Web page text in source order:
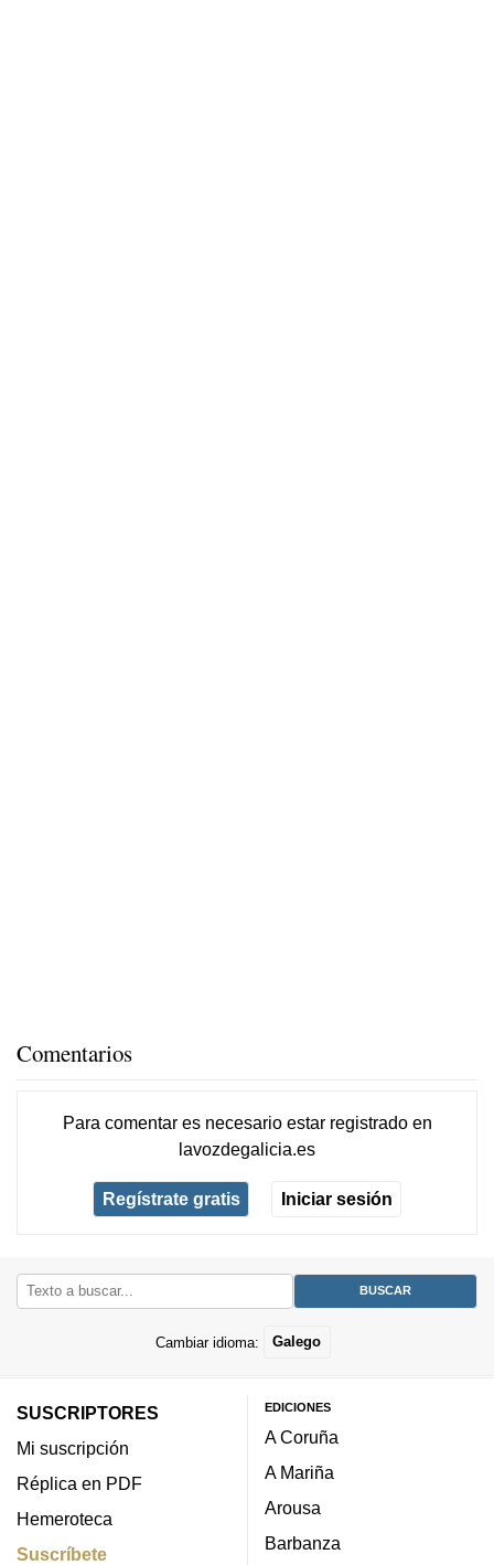
Comentarios
Para comentar es necesario estar registradoen
lavozdegalicia.es
Regístrate gratis Iniciar sesión
Cambiar idioma: Galego
SUSCRIPTORES
Mi suscripción
Réplica en PDF
Hemeroteca
Suscríbete
EDICIONES
A Coruña
A Mariña
Arousa
Barbanza